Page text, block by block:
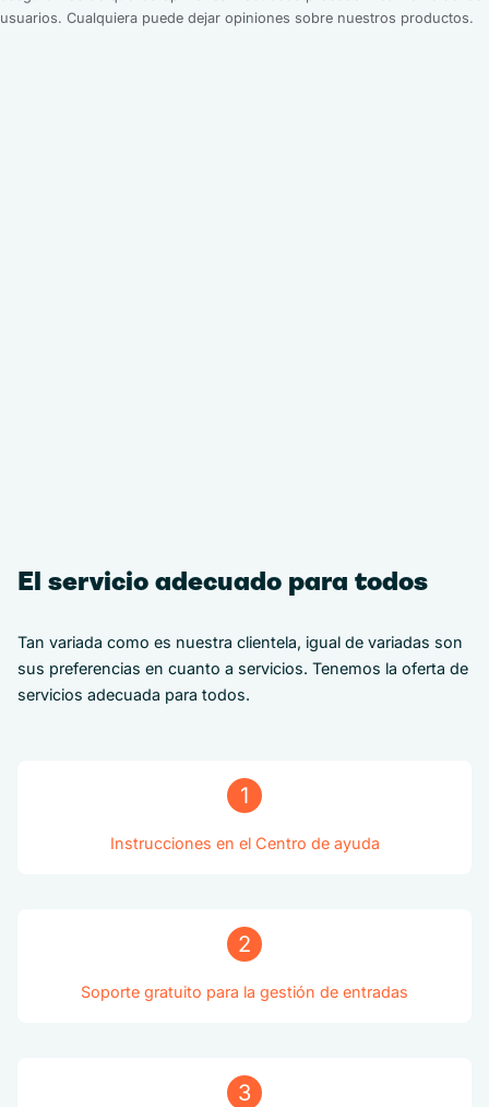
usuarios. Cualquiera puede dejar opiniones sobre nuestros productos.
El servicio adecuado para todos
Tan variada como es nuestra clientela, igual de variadas son
sus preferencias en cuanto a servicios. Tenemos la oferta de
servicios adecuada para todos.
1
Instrucciones en el Centro de ayuda
2
Soporte gratuito para la gestión de entradas
3